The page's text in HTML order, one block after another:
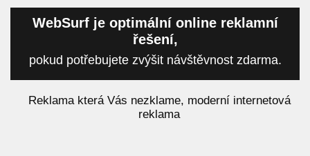
WebSurf je optimální online reklamní
řešení,
pokud potřebujete zvýšit návštěvnost zdarma.
Reklama která Vás nezklame, moderní internetová
reklama